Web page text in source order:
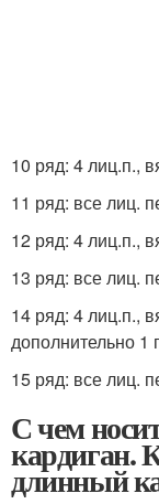
10 ряд: 4 лиц.п.,
11 ряд: все лиц.
12 ряд: 4 лиц.п.,
13 ряд: все лиц.
14 ряд: 4 лиц.п.,
дополнительно 1
15 ряд: все лиц.
С чем
кардиган.
длинный